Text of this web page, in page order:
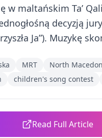
w maltańskim Ta’
decyzją
Ja”). Muzykę
MRT North
children's song contest
Read Full Article